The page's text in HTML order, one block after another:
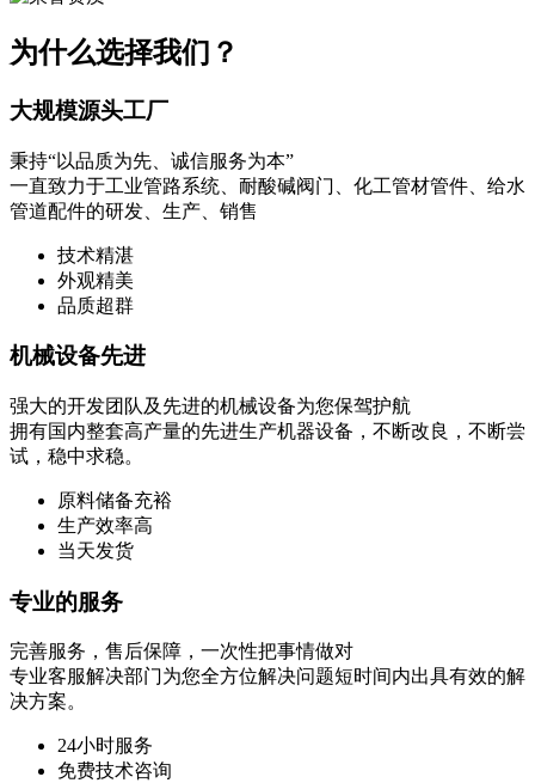
为什么选择我们？
大规模源头工厂
秉持“以品质为先、诚信服务为本”
一直致力于工业管路系统、耐酸碱阀门、化工管材管件、给水
管道配件的研发、生产、销售
技术精湛
外观精美
品质超群
机械设备先进
强大的开发团队及先进的机械设备为您保驾护航
拥有国内整套高产量的先进生产机器设备，不断改良，不断尝
试，稳中求稳。
原料储备充裕
生产效率高
当天发货
专业的服务
完善服务，售后保障，一次性把事情做对
专业客服解决部门为您全方位解决问题短时间内出具有效的解
决方案。
24小时服务
免费技术咨询